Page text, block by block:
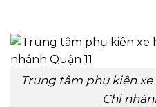
Trung tâm phụ kiện
Chi